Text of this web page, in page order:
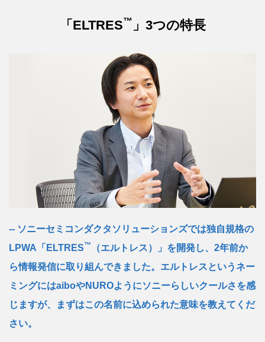
「ELTRES™ 」3つの特長
ソニーセミコンダクタソリューションズでは独自規格の
LPWA「ELTRES™
（エルトレス）」を開発し、2年前か
ら情報発信に取り組んできました。エルトレスというネー
ミングにはaiboやNUROようにソニーらしいクールさを感
じますが、まずはこの名前に込められた意味を教えてくだ
さい。